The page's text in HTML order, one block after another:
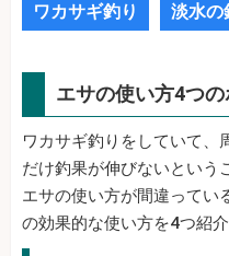
ワカサギ釣り 淡水の
エサの使い方4つの
ワカサギ釣りをしていて、
だけ釣果が伸びないという
エサの使い方が間違ってい
の効果的な使い方を4つ紹介